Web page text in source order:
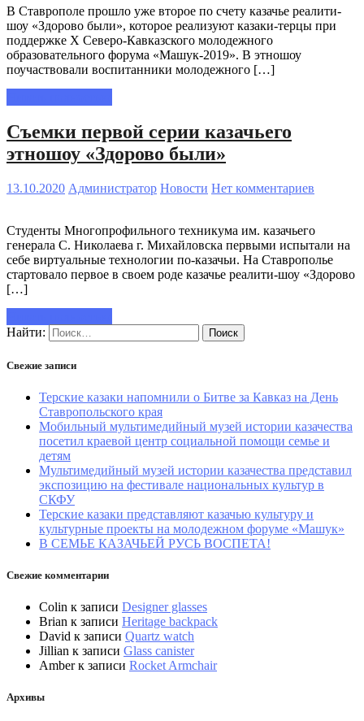
В Ставрополе прошло уже второе по счету казачье реалити-
шоу «Здорово были», которое реализуют казаки-терцы при
поддержке Х Северо-Кавказского молодежного
образовательного форума «Машук-2019». В этношоу
поучаствовали воспитанники молодежного […]
Съемки первой серии казачьего
этношоу «Здорово были»
13.10.2020 Администратор Новости Нет комментариев
Студенты Многопрофильного техникума им. казачьего
генерала С. Николаева г. Михайловска первыми испытали на
себе виртуальные технологии по-казачьи. На Ставрополье
стартовало первое в своем роде казачье реалити-шоу «Здорово
[…]
Найти:
Свежие записи
Терские казаки напомнили о Битве за Кавказ на День
Ставропольского края
Мобильный мультимедийный музей истории казачества
посетил краевой центр социальной помощи семье и
детям
Мультимедийный музей истории казачества представил
экспозицию на фестивале национальных культур в
СКФУ
Терские казаки представляют казачью культуру и
культурные проекты на молодежном форуме «Машук»
В СЕМЬЕ КАЗАЧЬЕЙ РУСЬ ВОСПЕТА!
Свежие комментарии
Colin к записи Designer glasses
Brian к записи Heritage backpack
David к записи Quartz watch
Jillian к записи Glass canister
Amberк записи Rocket Armchair
Архивы